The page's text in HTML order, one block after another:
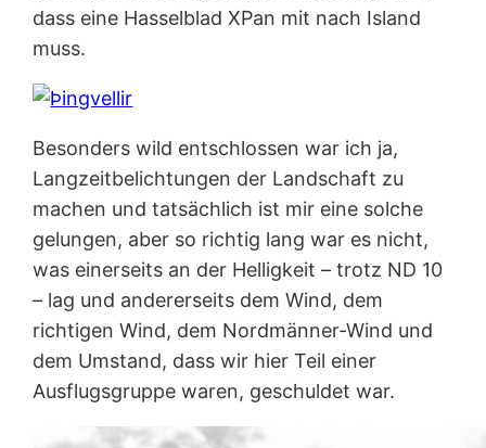
dass eine Hasselblad XPan mit nach Island
muss.
Besonders wild entschlossen war ich ja,
Langzeitbelichtungen der Landschaft zu
machen und tatsächlich ist mir eine solche
gelungen, aber so richtig lang war es nicht,
was einerseits an der Helligkeit – trotz ND 10
– lag und andererseits dem Wind, dem
richtigen Wind, dem Nordmänner-Wind und
dem Umstand, dass wir hier Teil einer
Ausflugsgruppe waren, geschuldet war.